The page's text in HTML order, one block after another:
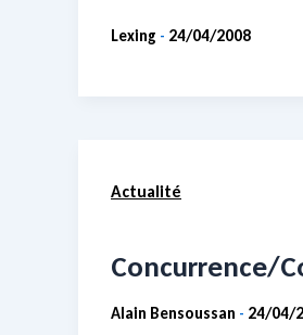
Lexing - 24/04/2008
Actualité
Concurrence/
Alain Bensoussan - 24/04/